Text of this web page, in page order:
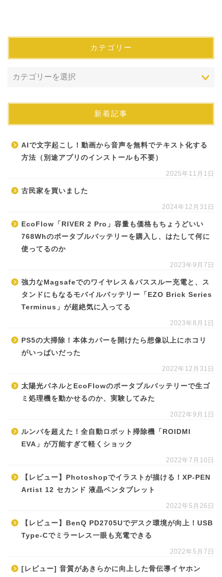
カテゴリー
新着記事
AIで文字起こし！動画から音声を無料でテキスト化する
方法（別途アプリのインストールも不要）
2025年11月1日
古民家を買いました
2024年12月31日
EcoFlow「RIVER 2 Pro」容量も価格もちょうどいい
768Whのポータブルバッテリーを購入し、はたして何に
使ってるのか
2023年9月7日
強力なMagsafeでのワイヤレス＆パススルー充電と、ス
タンドにもなるモバイルバッテリー「EZO Brick Series
Terminus」が超絶気に入ってる
2023年8月1日
PS5の大掃除！本体カバーを開けたら想像以上にホコリ
がいっぱいだった
2022年12月31日
太陽光パネルとEcoFlowのポータブルバッテリーで生ゴ
ミ処理機を動かせるのか、実験してみた
2022年9月1日
ルンバを超えた！全自動ロボット掃除機「ROIDMI
EVA」が万能すぎて軽くショック
2022年7月10日
【レビュー】Photoshopでイラストが描ける！XP-PEN
Artist 12 セカンド 液晶ペンタブレット
2022年5月26日
【レビュー】BenQ PD2705Uでデスク環境が向上！USB
Type-Cでミラーレス一眼も充電できる
2022年5月7日
[レビュー] 音質があきらかに向上した骨伝導イヤホン